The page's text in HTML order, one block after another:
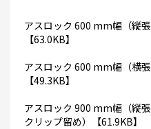
アスロック 600 mm幅（縦張
【63.0KB】
アスロック 600 mm幅（横張
【49.3KB】
アスロック 900 mm幅（縦
クリップ留め）【61.9KB】